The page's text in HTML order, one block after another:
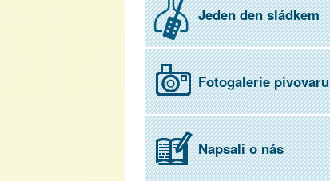
Jeden den sládkem
Fotogalerie pivovaru
Napsali o nás